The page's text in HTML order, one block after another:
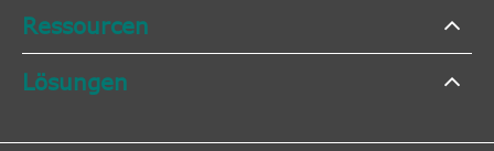
Ressourcen
Lösungen